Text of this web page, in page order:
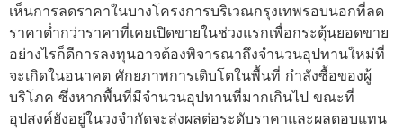
เห็นการลดราคาในบางโครงการบริเวณกรุงเทพรอบนอกที่ลด
ราคาต่ำกว่าราคาที่เคยเปิดขายในช่วงแรกเพื่อกระตุ้นยอดขาย
อย่างไรก็ดีการลงทุนอาจต้องพิจารณาถึงจำนวนอุปทานใหม่ที่
จะเกิดในอนาคต ศักยภาพการเติบโตในพื้นที่ กำลังซื้อของผู้
บริโภค ซึ่งหากพื้นที่มีจำนวนอุปทานที่มากเกินไป ขณะที่
อุปสงค์ยังอยู่ในวงจำกัดจะส่งผลต่อระดับราคาและผลตอบแทน